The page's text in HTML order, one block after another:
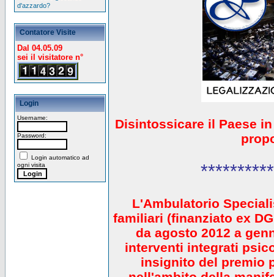
d'azzardo?
Contatore Visite
Dal 04.05.09
sei il visitatore n°
Login
Username:
Password:
Login automatico ad
ogni visita
Disintossicare il Paese
L'Ambulatorio
familiari (finanziato ex
da agosto 2012 a
interventi integrati
insignito del premio